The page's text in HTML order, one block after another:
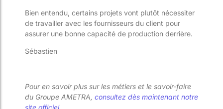
Bien entendu, certains projets vont plutôt nécessiter
de travailler avec les fournisseurs du client pour
assurer une bonne capacité de production derrière.
Sébastien
Pour en savoir plus sur les métiers et le savoir-faire
du Groupe AMETRA, consultez dès maintenant notre
site officiel.